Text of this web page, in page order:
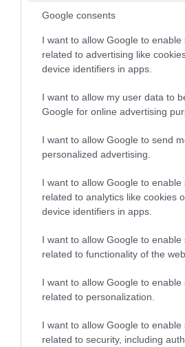
Google consents
I want to allow Google to enable
related to advertising like
device identifiers in apps.
I want to allow my user data to
Google for online advertising
I want to allow Google to send
personalized advertising.
I want to allow Google to enable
related to analytics like cookies
device identifiers in apps.
I want to allow Google to enable
related to functionality of the
I want to allow Google to enable
related to personalization.
I want to allow Google to enable
related to security, including
πετούν τη νύχτα αλλά δεν
ΕΚΤΑΚΤΟ: Τρεις Μεραρχίες
βορειοκορεατικού Στρατού